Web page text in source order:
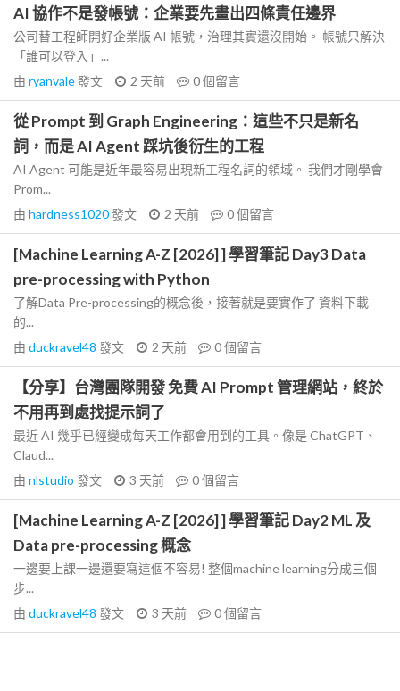
AI 協作不是發帳號：企業要先畫出四條責任邊界
公司替工程師開好企業版 AI 帳號，治理其實還沒開始。 帳號只解決
「誰可以登入」...
由 ryanvale發文 2 天前 0個留言
從 Prompt 到 Graph Engineering：這些不只是新名
詞，而是 AI Agent 踩坑後衍生的工程
AI Agent 可能是近年最容易出現新工程名詞的領域。 我們才剛學會
Prom...
由 hardness1020發文 2 天前 0個留言
[Machine Learning A-Z [2026] ] 學習筆記 Day3 Data
pre-processing with Python
了解Data Pre-processing的概念後，接著就是要實作了 資料下載
的...
由 duckravel48 發文 2 天前 0個留言
【分享】台灣團隊開發 免費 AI Prompt 管理網站，終於
不用再到處找提示詞了
最近 AI 幾乎已經變成每天工作都會用到的工具。像是 ChatGPT、
Claud...
由 nlstudio 發文 3 天前 0個留言
[Machine Learning A-Z [2026] ] 學習筆記 Day2 ML 及
Data pre-processing 概念
一邊要上課一邊還要寫這個不容易! 整個machine learning分成三個
步...
由 duckravel48 發文 3 天前 0個留言